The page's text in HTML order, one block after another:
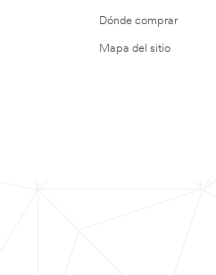
Dónde comprar
Mapa del sitio